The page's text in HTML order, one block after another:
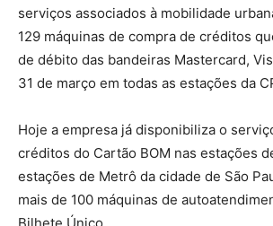
serviços associados à mobilidade
129 máquinas de compra de créditos
de débito das bandeiras Mastercard,
31 de março em todas as estações da
Hoje a empresa já disponibiliza o
créditos do Cartão BOM nas estações
estações de Metrô da cidade de São
mais de 100 máquinas de